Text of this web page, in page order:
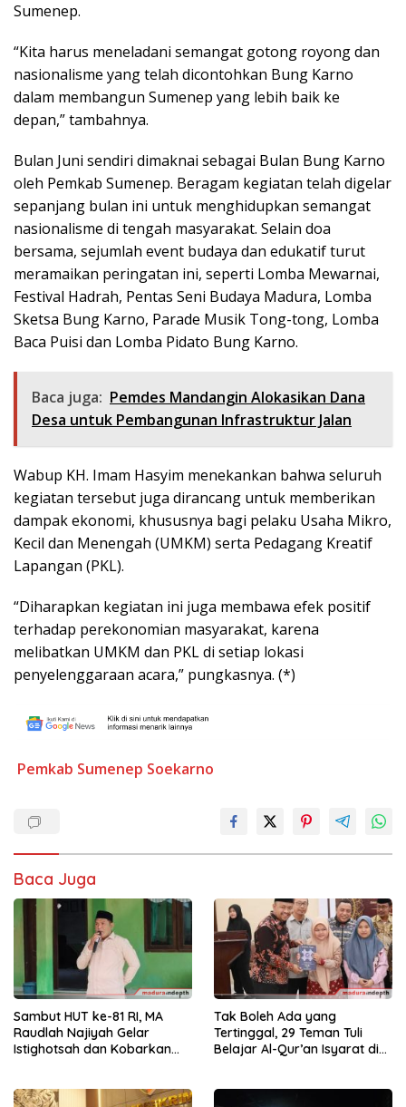
Sumenep.
“Kita harus meneladani semangat gotong royong dan
nasionalisme yang telah dicontohkan Bung Karno
dalam membangun Sumenep yang lebih baik ke
depan,” tambahnya.
Bulan Juni sendiri dimaknai sebagai Bulan Bung Karno
oleh Pemkab Sumenep. Beragam kegiatan telah digelar
sepanjang bulan ini untuk menghidupkan semangat
nasionalisme di tengah masyarakat. Selain doa
bersama, sejumlah event budaya dan edukatif turut
meramaikan peringatan ini, seperti Lomba Mewarnai,
Festival Hadrah, Pentas Seni Budaya Madura, Lomba
Sketsa Bung Karno, Parade Musik Tong-tong, Lomba
Baca Puisi dan Lomba Pidato Bung Karno.
Baca juga: Pemdes Mandangin Alokasikan Dana
Desa untuk Pembangunan Infrastruktur Jalan
Wabup KH. Imam Hasyim menekankan bahwa seluruh
kegiatan tersebut juga dirancang untuk memberikan
dampak ekonomi, khususnya bagi pelaku Usaha Mikro,
Kecil dan Menengah (UMKM) serta Pedagang Kreatif
Lapangan (PKL).
“Diharapkan kegiatan ini juga membawa efek positif
terhadap perekonomian masyarakat, karena
melibatkan UMKM dan PKL di setiap lokasi
penyelenggaraan acara,” pungkasnya. (*)
Pemkab Sumenep Soekarno
Baca Juga
Sambut HUT ke-81 RI, MA
Raudlah Najiyah Gelar
Istighotsah dan Kobarkan
Tak Boleh Ada yang
Tertinggal, 29 Teman Tuli
Belajar Al-Qur’an Isyarat di